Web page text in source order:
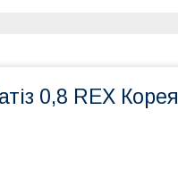
0,8 REX Корея